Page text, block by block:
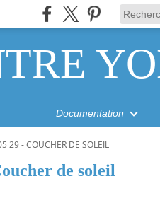
Documentation
29 - COUCHER DE SOLEIL
de soleil